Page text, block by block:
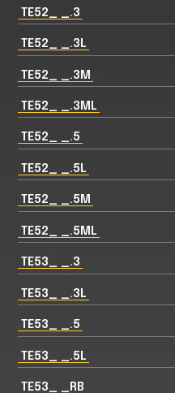
TE52_ _.3
TE52_ _.3L
TE52_ _.3M
TE52_ _.3ML
TE52_ _.5
TE52_ _.5L
TE52_ _.5M
TE52_ _.5ML
TE53_ _.3
TE53_ _.3L
TE53_ _.5
TE53_ _.5L
TE53_ _RB